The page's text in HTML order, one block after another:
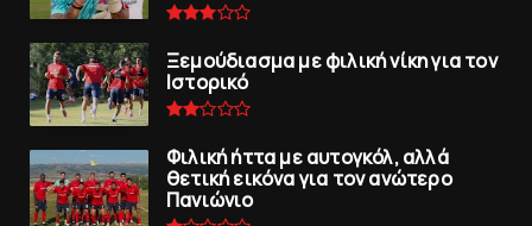
Ξεμούδιασμα με φιλική νίκη για τoν
Iστορικό
Φιλική ήττα με αυτογκόλ, αλλά
θετική εικόνα για τον ανώτερo
Πανιώνιo